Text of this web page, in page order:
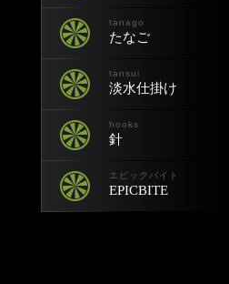
tanago
たなご
tansui
淡水仕掛け
hooks
針
エピックバイト
EPICBITE